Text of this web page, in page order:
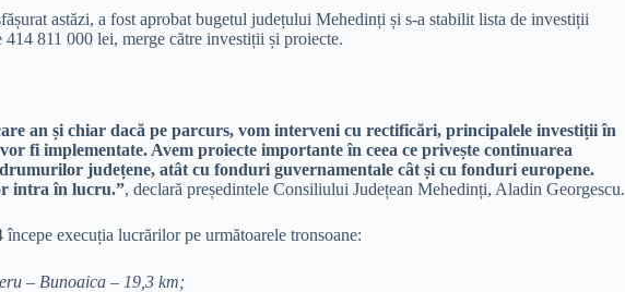
astăzi, a fost aprobat bugetul județului Mehedinți și s-a stabilit lista de investiții
811 000 lei, merge către investiții și proiecte.
an și chiar dacă pe parcurs, vom interveni cu rectificări, principalele investiții în
fi implementate. Avem proiecte importante în ceea ce privește continuarea
județene, atât cu fonduri guvernamentale cât și cu fonduri europene.
intra în lucru.”, declară președintele Consiliului Județean Mehedinți, Aladin Georgescu.
execuția lucrărilor pe următoarele tronsoane:
– Bunoaica – 19,3 km;